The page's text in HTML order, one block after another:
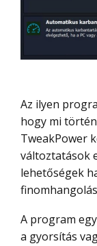
Az ilyen programoknál mindig felmerül a kérdés,
hogy mi
TweakPower
változtatások
lehetőségek
A program egyik leghasznosabb része talán nem is
a gyorsítás